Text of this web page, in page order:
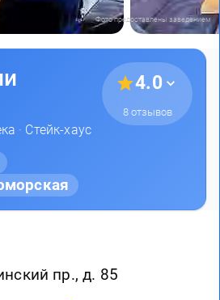
Фото предоставлены заведением
· Стейк-хаус
4.0
8 отзывов
пр., д. 85